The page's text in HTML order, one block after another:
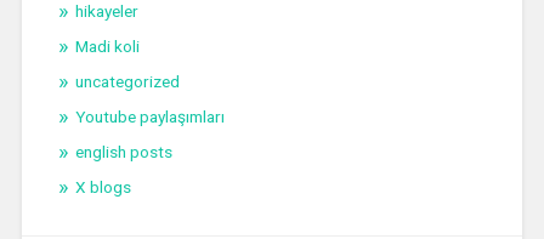
hikayeler
Madi koli
uncategorized
Youtube paylaşımları
english posts
X blogs